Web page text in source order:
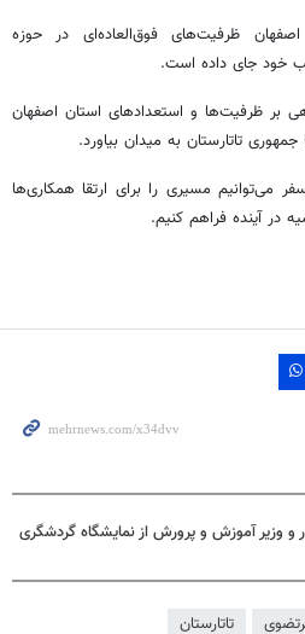
ظرفیت‌های فوق‌العاده‌ای در حوزه
خود جای داده است.
بر ظرفیت‌ها و استعدادهای استان اصفهان
جمهوری تاتارستان به میدان بیاورد.
می‌توانیم مسیری را برای ارتقا همکاری‌ها
در آینده فراهم کنیم.
و وزیر آموزش و پرورش از نمایشگاه گردشگری
تاتارستان